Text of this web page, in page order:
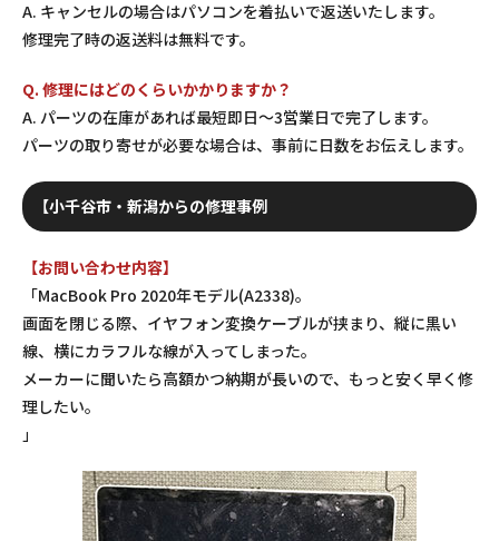
A. キャンセルの場合はパソコンを着払いで返送いたします。
修理完了時の返送料は無料です。
Q. 修理にはどのくらいかかりますか？
A. パーツの在庫があれば最短即日〜3営業日で完了します。
パーツの取り寄せが必要な場合は、事前に日数をお伝えします。
【小千谷市・新潟からの修理事例
【お問い合わせ内容】
「MacBook Pro 2020年モデル(A2338)。
画面を閉じる際、イヤフォン変換ケーブルが挟まり、縦に黒い
線、横にカラフルな線が入ってしまった。
メーカーに聞いたら高額かつ納期が長いので、もっと安く早く修
理したい。
」